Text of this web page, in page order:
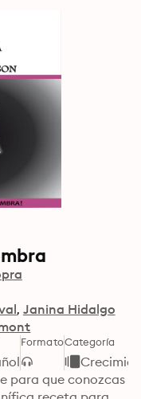
Janina Hidalgo
FormatoCategoría
para que conozcas